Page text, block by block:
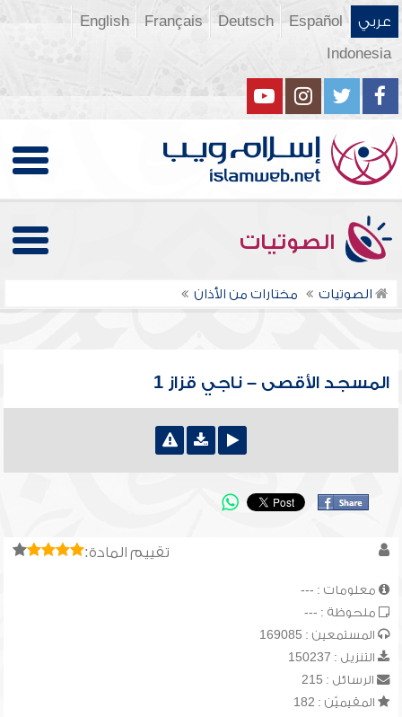
عربي Español
Deutsch
Français
English
Indonesia
الصوتيات
الصوتيات مختارات من الأذان
المسجد الأقصى – ناجي قزاز 1
تقييم المادة:
معلومات : ---
ملحوظة : ---
المستمعين : 169085
التنزيل : 150237
الرسائل : 215
المقيميّن : 182